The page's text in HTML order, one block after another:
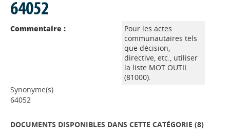
64052
Commentaire :
Pour les actes
communautaires tels
que décision,
directive, etc., utiliser
la liste MOT OUTIL
(81000).
Synonyme(s)
64052
DOCUMENTS DISPONIBLES DANS CETTE CATÉGORIE (8)